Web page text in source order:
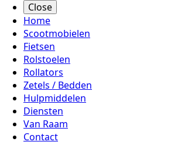
Close
Home
Scootmobielen
Fietsen
Rolstoelen
Rollators
Zetels / Bedden
Hulpmiddelen
Diensten
Van Raam
Contact